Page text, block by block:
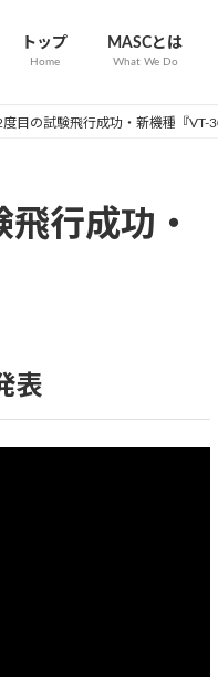
トップ
Home
MASCとは
What We Do
度目の試験飛行成功・新機種『VT-
行成功・
表